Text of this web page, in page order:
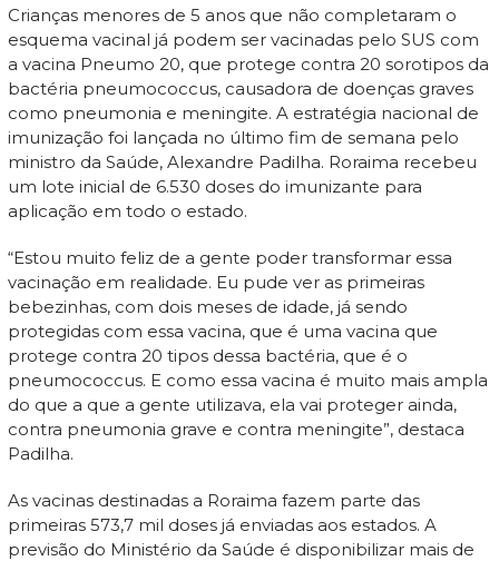
Crianças menores de 5 anos que não completaram o
esquema vacinal já podem ser vacinadas pelo SUS com
a vacina Pneumo 20, que protege contra 20 sorotipos da
bactéria pneumococcus, causadora de doenças graves
como pneumonia e meningite. A estratégia nacional de
imunização foi lançada no último fim de semana pelo
ministro da Saúde, Alexandre Padilha. Roraima recebeu
um lote inicial de 6.530 doses do imunizante para
aplicação em todo o estado.
“Estou muito feliz de a gente poder transformar essa
vacinação em realidade. Eu pude ver as primeiras
bebezinhas, com dois meses de idade, já sendo
protegidas com essa vacina, que é uma vacina que
protege contra 20 tipos dessa bactéria, que é o
pneumococcus. E como essa vacina é muito mais ampla
do que a que a gente utilizava, ela vai proteger ainda,
contra pneumonia grave e contra meningite”, destaca
Padilha.
As vacinas destinadas a Roraima fazem parte das
primeiras 573,7 mil doses já enviadas aos estados. A
previsão do Ministério da Saúde é disponibilizar mais de